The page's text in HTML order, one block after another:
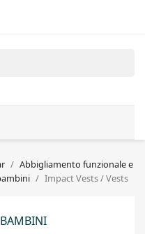
Abbigliamento funzionale e
Impact Vests / Vests